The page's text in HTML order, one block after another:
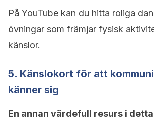
På YouTube kan du hitta roliga
övningar som främjar fysisk
känslor.
5. Känslokort för att
känner sig
En annan värdefull resurs i